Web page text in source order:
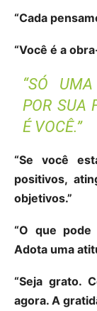
“Cada
“Você é a
“SÓ
POR SUA
É VOCÊ.”
“Se você
positivos,
objetivos.”
“O que
Adota uma
“Seja grato.
agora. A